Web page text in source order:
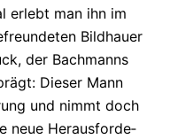
erlebt man ihn im
Bildhauer
der Bach­manns
Dieser Mann
und nimmt doch
neue Heraus­for­de­